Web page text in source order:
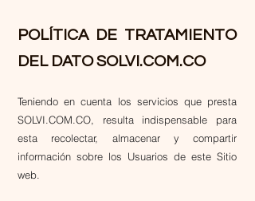
POLÍTICA DE TRATAMIENTO
DEL DATO SOLVI.COM.CO
Teniendo en cuenta los servicios que presta
SOLVI.COM.CO, resulta indispensable para
esta recolectar, almacenar y compartir
información sobre los Usuarios de este Sitio
web.